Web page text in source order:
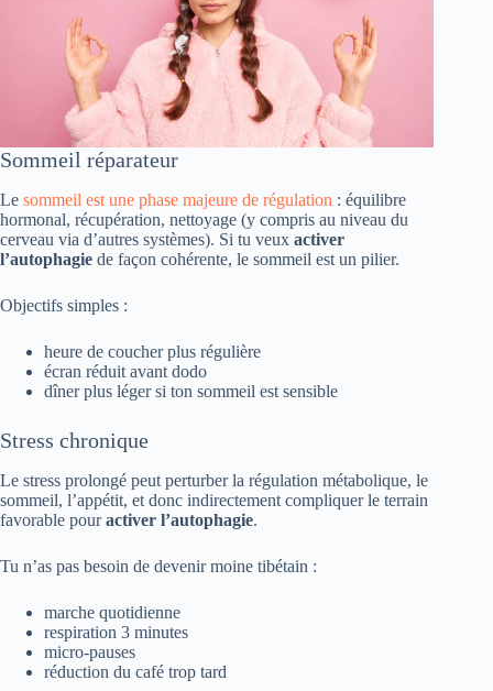
Sommeil réparateur
Le sommeil est une phase majeure de régulation : équilibre
hormonal, récupération, nettoyage (y compris au niveau du
cerveau via d’autres systèmes). Si tu veux activer
l’autophagie de façon cohérente, le sommeil est un pilier.
Objectifs simples :
heure de coucher plus régulière
écran réduit avant dodo
dîner plus léger si ton sommeil est sensible
Stress chronique
Le stress prolongé peut perturber la régulation métabolique, le
sommeil, l’appétit, et donc indirectement compliquer le terrain
favorable pouractiver l’autophagie.
Tu n’as pas besoin de devenir moine tibétain :
marche quotidienne
respiration 3 minutes
micro-pauses
réduction du café trop tard